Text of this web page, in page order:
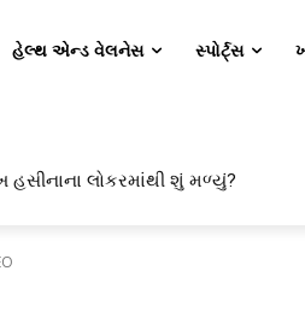
હેલ્થ એન્ડ વેલનેસ સ્પોર્ટ્સ
એન્જિનિયરિંગ કેમ પસંદ કરી
હસીનાના લોકરમાંથી શું મળ્યું?